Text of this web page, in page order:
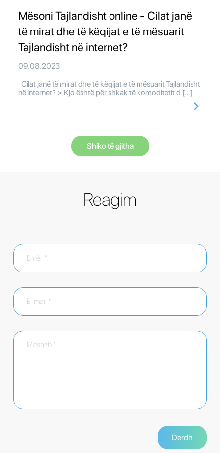
Mësoni Tajlandisht online - Cilat janë
të mirat dhe të këqijat e të mësuarit
Tajlandisht në internet?
09.08.2023
Cilat janë të mirat dhe të këqijat e të mësuarit Tajlandisht
në internet? > Kjo është për shkak të komoditetit d […]
Shiko të gjitha
Reagim